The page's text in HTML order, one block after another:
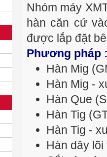
Nhóm máy
hàn căn cứ
được lắp đặt
Phương pháp
Hàn Mig
Hàn Mig -
Hàn Que
Hàn Tig
Hàn Tig -
Hàn dây